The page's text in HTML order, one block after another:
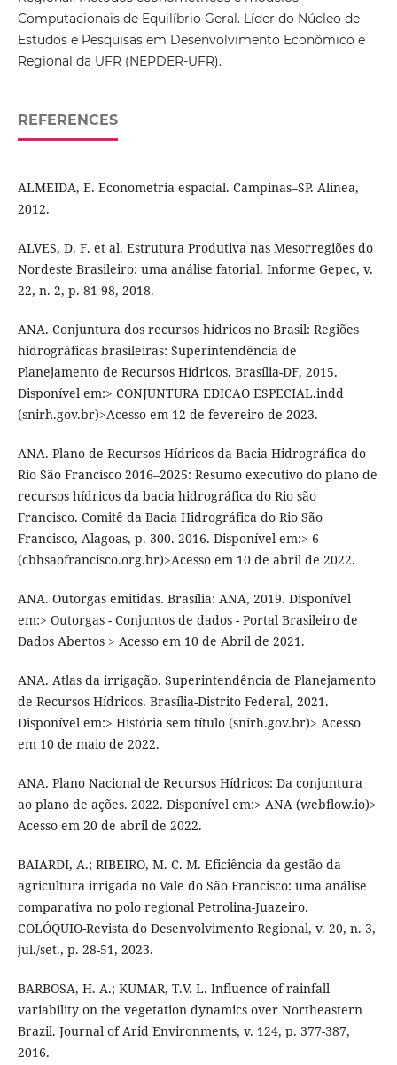
Computacionais de Equilíbrio Geral. Líder do Núcleo de
Estudos e Pesquisas em Desenvolvimento Econômico e
Regional da UFR (NEPDER-UFR).
REFERENCES
ALMEIDA, E. Econometria espacial. Campinas–SP. Alínea,
2012.
ALVES, D. F. et al. Estrutura Produtiva nas Mesorregiões do
Nordeste Brasileiro: uma análise fatorial. Informe Gepec, v.
22, n. 2, p. 81-98, 2018.
ANA. Conjuntura dos recursos hídricos no Brasil: Regiões
hidrográficas brasileiras: Superintendência de
Planejamento de Recursos Hídricos. Brasília-DF, 2015.
Disponível em:> CONJUNTURA EDICAO ESPECIAL.indd
(snirh.gov.br)>Acesso em 12 de fevereiro de 2023.
ANA. Plano de Recursos Hídricos da Bacia Hidrográfica do
Rio São Francisco 2016–2025: Resumo executivo do plano de
recursos hídricos da bacia hidrográfica do Rio são
Francisco. Comitê da Bacia Hidrográfica do Rio São
Francisco, Alagoas, p. 300. 2016. Disponível em:> 6
(cbhsaofrancisco.org.br)>Acesso em 10 de abril de 2022.
ANA. Outorgas emitidas. Brasília: ANA, 2019. Disponível
em:> Outorgas - Conjuntos de dados - Portal Brasileiro de
Dados Abertos > Acesso em 10 de Abril de 2021.
ANA. Atlas da irrigação. Superintendência de Planejamento
de Recursos Hídricos. Brasília-Distrito Federal, 2021.
Disponível em:> História sem título (snirh.gov.br)> Acesso
em 10 de maio de 2022.
ANA. Plano Nacional de Recursos Hídricos: Da conjuntura
ao plano de ações. 2022. Disponível em:> ANA (webflow.io)>
Acesso em 20 de abril de 2022.
BAIARDI, A.; RIBEIRO, M. C. M. Eficiência da gestão da
agricultura irrigada no Vale do São Francisco: uma análise
comparativa no polo regional Petrolina-Juazeiro.
COLÓQUIO-Revista do Desenvolvimento Regional, v. 20, n. 3,
jul./set., p. 28-51, 2023.
BARBOSA, H. A.; KUMAR, T.V. L. Influence of rainfall
variability on the vegetation dynamics over Northeastern
Brazil. Journal of Arid Environments, v. 124, p. 377-387,
2016.